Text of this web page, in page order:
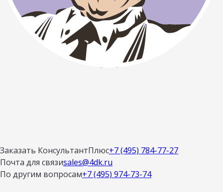
Заказать КонсультантПлюс+7 (495) 784-77-27
Почта для связиsales@4dk.ru
По другим вопросам+7 (495) 974-73-74